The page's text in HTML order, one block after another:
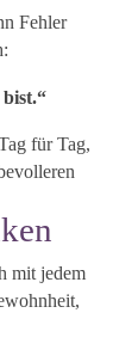
Fehler
für Tag,
mit jedem